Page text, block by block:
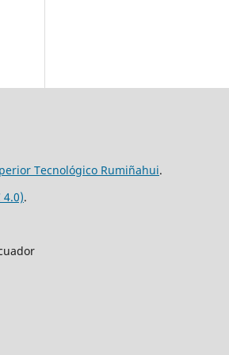
Tecnológico Rumiñahui.
4.0).